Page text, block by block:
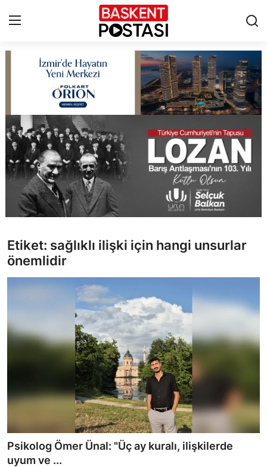
Çerez Politikası
Künye
Ankara
TBMM
Cumhurbaşkanlığı
Bakanlıklar
Mülki İdare
Toplum ve Yaşam
Sivil Toplum Kuruluşları
Kamu Kurumları ve Üst Kurullar
Resmi Reklamlar
Etiket: sağlıklı ilişki için hangi unsurlar
önemlidir
Psikolog Ömer Ünal: "Üç ay kuralı, ilişkilerde
uyum ve ...